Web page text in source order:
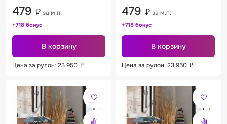
479 ₽ за м.п.
+718 бонус
В корзину
Цена за рулон: 23 950 ₽
479 ₽ за м.п.
+718 бонус
В корзину
Цена за рулон: 23 950 ₽